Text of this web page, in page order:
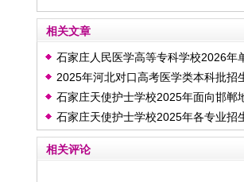
相关文章
石家庄人民医学高等专科学校2026年
2025年河北对口高考医学类本科批招
石家庄天使护士学校2025年面向邯郸
石家庄天使护士学校2025年各专业招
相关评论